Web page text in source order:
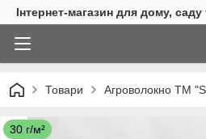
Інтернет-магазин для дому, саду
Товари Агроволокно ТМ
30 г/м²